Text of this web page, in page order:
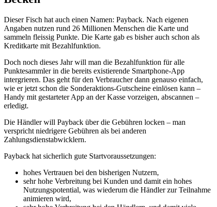
Dieser Fisch hat auch einen Namen: Payback. Nach eigenen
Angaben nutzen rund 26 Millionen Menschen die Karte und
sammeln fleissig Punkte. Die Karte gab es bisher auch schon als
Kreditkarte mit Bezahlfunktion.
Doch noch dieses Jahr will man die Bezahlfunktion für alle
Punktesammler in die bereits existierende Smartphone-App
intergrieren. Das geht für den Verbraucher dann genauso einfach,
wie er jetzt schon die Sonderaktions-Gutscheine einlösen kann –
Handy mit gestarteter App an der Kasse vorzeigen, abscannen –
erledigt.
Die Händler will Payback über die Gebühren locken – man
verspricht niedrigere Gebühren als bei anderen
Zahlungsdienstabwicklern.
Payback hat sicherlich gute Startvoraussetzungen:
hohes Vertrauen bei den bisherigen Nutzern,
sehr hohe Verbreitung bei Kunden und damit ein hohes
Nutzungspotential, was wiederum die Händler zur Teilnahme
animieren wird,